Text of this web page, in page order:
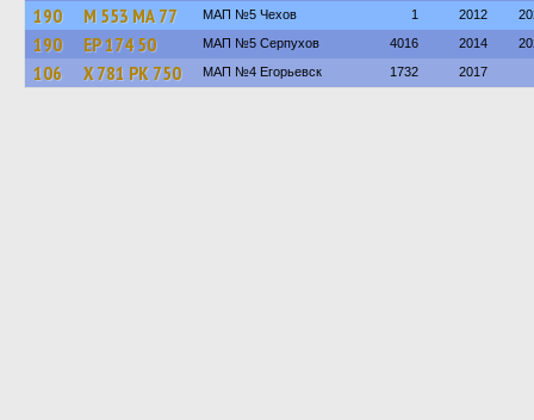
190 М 553 МА 77 МАП №5 Чехов 1 2012
190 ЕР 174 50 МАП №5 Серпухов 4016 2014
106 Х 781 РК 750 МАП №4 Егорьевск 1732 2017